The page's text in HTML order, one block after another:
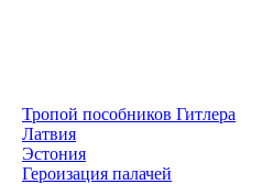
Тропой пособников Гитлера
Латвия
Эстония
Героизация палачей